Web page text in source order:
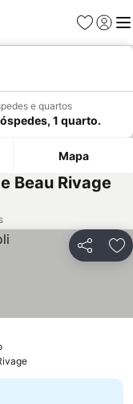
Favoritos
Iniciar
e quartos
1 quarto.
Mapa
Beau Rivage
Partilhar